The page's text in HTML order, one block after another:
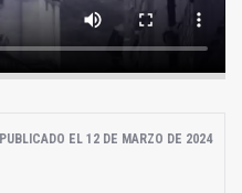
PUBLICADO EL 12 DE MARZO DE 2024